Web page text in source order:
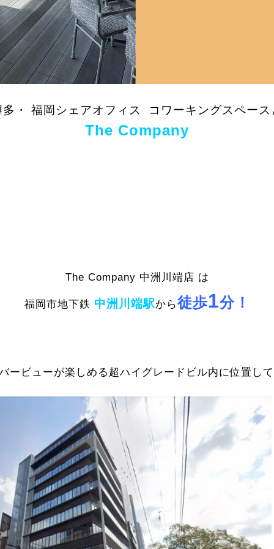
多・ 福岡シェアオフィス コワーキングスペース
The Company
The Company 中洲川端店 は
福岡市地下鉄 中洲川端駅から徒歩1分！
ービューが楽しめる超ハイグレードビル内に位置して